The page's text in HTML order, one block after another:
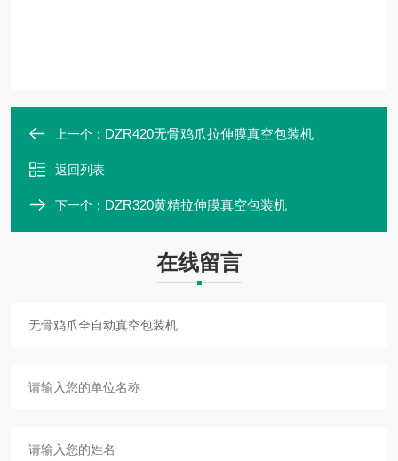
上一个： DZR420无骨鸡爪拉伸膜真空包装机
返回列表
下一个： DZR320黄精拉伸膜真空包装机
在线留言